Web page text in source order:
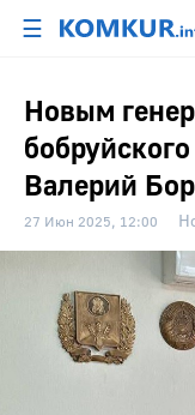
☰
Новым
Валерий
27 Июн 2025, 12:00